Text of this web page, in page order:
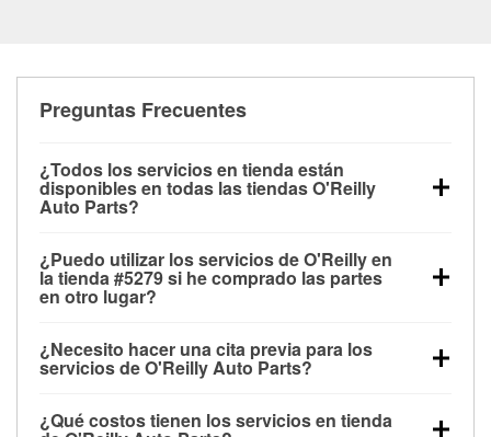
Preguntas Frecuentes
¿Todos los servicios en tienda están
disponibles en todas las tiendas O'Reilly
Auto Parts?
las pruebas de batería, pruebas de alternador y
motor de arranque, revisión de la luz “Check Engine”
con O'Reilly VeriScan® e instalación de
limpiaparabrisas o bombillas, están disponibles en
todas las tiendas O'Reilly Auto Parts. La tienda
servicios especializados como:reciclaje de baterías
¿Puedo utilizar los servicios de O'Reilly en
la tienda #5279 si he comprado las partes
en otro lugar?
de O'Reilly Auto Parts que estén disponibles en la
tienda #5279 de Northport, AL aunque hayas
pruebas de batería y recarga, así como reciclaje de
¿Necesito hacer una cita previa para los
servicios de O'Reilly Auto Parts?
los servicios ofrecidos en la tienda O'Reilly Auto
¿Qué costos tienen los servicios en tienda